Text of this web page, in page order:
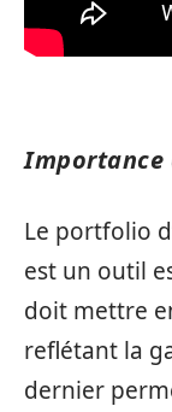
Importance
Le portfolio
est un outil
doit mettre
reflétant la
dernier